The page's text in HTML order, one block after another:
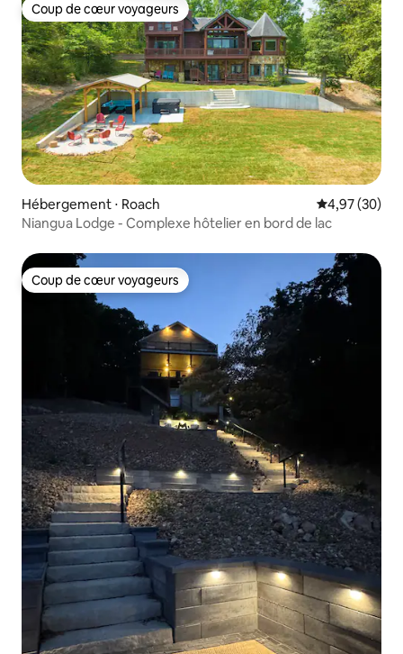
Coup de cœur voyageurs
Coup de cœur voyageurs
Hébergement ⋅ Roach Évaluation
4,97 (30)
Niangua Lodge - Complexe hôtelier en bord de lac
Coup de cœur voyageurs
Coup de cœur voyageurs